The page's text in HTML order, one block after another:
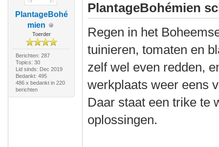
PlantageBohé
mien
Toerder
Berichten: 287
Topics: 30
Lid sinds: Dec 2019
Bedankt: 495
486 x bedankt in 220
berichten
PlantageBohémien
Regen in het
tuinieren, tomaten en
zelf wel even redden,
werkplaats weer eens
Daar staat een trike te
oplossingen.